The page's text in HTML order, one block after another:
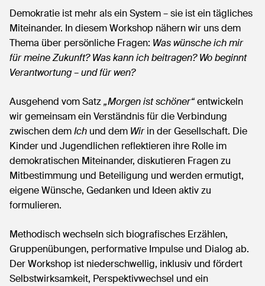
Demokratie ist mehr als ein System – sie ist ein tägliches
Miteinander. In diesem Workshop nähern wir uns dem
Thema über persönliche Fragen: Was wünsche ich mir
für meine Zukunft? Was kann ich beitragen? Wo beginnt
Verantwortung – und für wen?
Ausgehend vom Satz„Morgen ist schöner“entwickeln
wir gemeinsam ein Verständnis für die Verbindung
zwischen demIch und dem Wirin der Gesellschaft. Die
Kinder und Jugendlichen reflektieren ihre Rolle im
demokratischen Miteinander, diskutieren Fragen zu
Mitbestimmung und Beteiligung und werden ermutigt,
eigene Wünsche, Gedanken und Ideen aktiv zu
formulieren.
Methodisch wechseln sich biografisches Erzählen,
Gruppenübungen, performative Impulse und Dialog ab.
Der Workshop ist niederschwellig, inklusiv und fördert
Selbstwirksamkeit, Perspektivwechsel und ein